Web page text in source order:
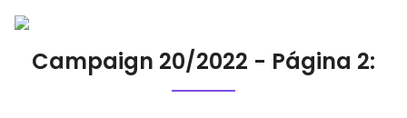
Campaign 20/2022 - Página 2: